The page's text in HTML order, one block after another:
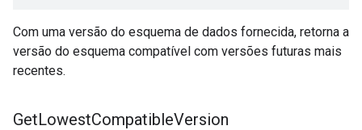
Com uma versão do esquema de dados fornecida, retorna a
versão do esquema compatível com versões futuras mais
recentes.
GetLowestCompatibleVersion